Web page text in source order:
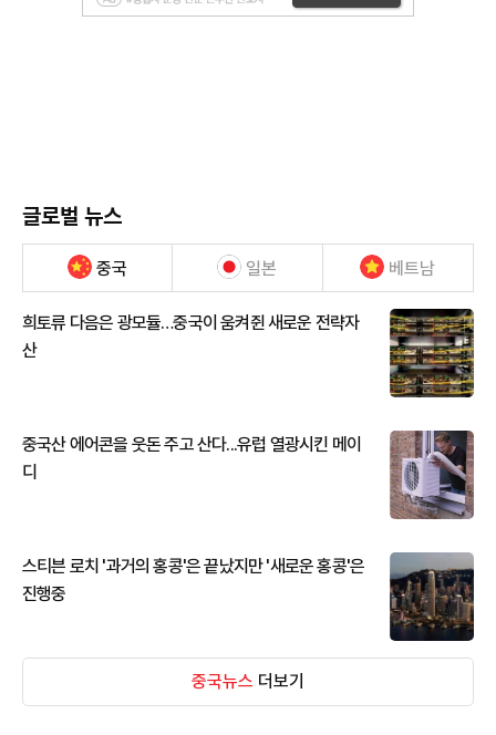
글로벌 뉴스
중국 일본 베트남
희토류 다음은 광모듈…중국이 움켜쥔 새로운 전략자
산
중국산 에어콘을 웃돈 주고 산다...유럽 열광시킨 메이
디
스티븐 로치 '과거의 홍콩'은 끝났지만 '새로운 홍콩'은
진행중
중국뉴스 더보기